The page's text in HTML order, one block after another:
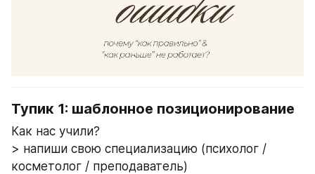
Тупик 1: шаблонное позиционирование
Как нас учили?
> напиши свою специализацию (психолог /
косметолог / преподаватель)